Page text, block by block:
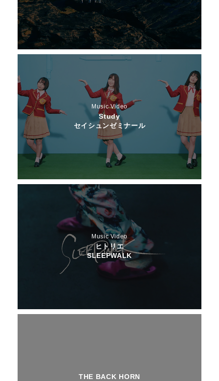
Music Video
Study
セイシュンゼミナール
Music Video
ヒトリエ
SLEEPWALK
THE BACK HORN